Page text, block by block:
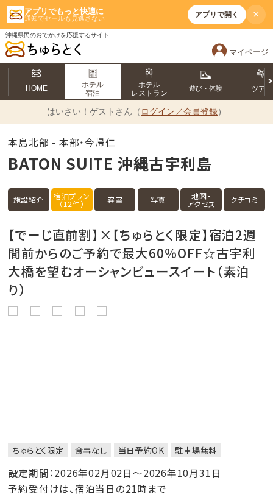
アプリでもっと快適に
通知でセールも見逃さない アプリで開く ×
沖縄県民のおでかけを応援するサイト
マイページ
HOME
ホテル
宿泊
ホテル
レストラン
遊び・体験 ツアー
はいさい！ ゲストさん（ ログイン／会員登録）
本島北部 - 本部・今帰仁
BATON SUITE 沖縄古宇利島
施設紹介 宿泊プラン
（12件） 客室 写真 地図・
アクセス クチコミ
【でーじ直前割】×【ちゅらとく限定】宿泊2週
間前からのご予約で最大60％OFF☆古宇利
大橋を望むオーシャンビュースイート（素泊
り）
ちゅらとく限定 食事なし 当日予約OK 駐車場無料
設定期間：2026年02月02日～2026年10月31日
予約受付けは、宿泊当日の21時まで